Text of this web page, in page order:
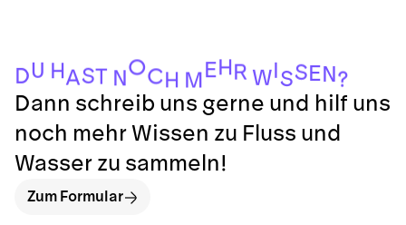
DU H AST NOCH M E H R W SS E N ?
Dann schreib uns gerne und hilf uns
noch mehr Wissen zu Fluss und
Wasser zu sammeln!
Zum Formular